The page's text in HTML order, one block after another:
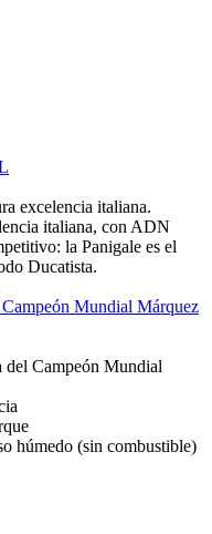
excelencia italiana.
italiana, con ADN
la Panigale es el
Ducatista.
Mundial Márquez
del Campeón Mundial
húmedo (sin combustible)